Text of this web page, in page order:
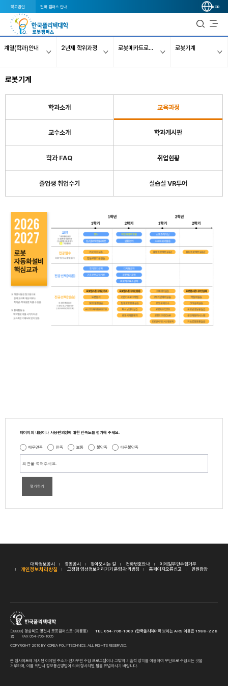
학교법인 전국 캠퍼스 안내 KOR
계열(학과)안내 2년제 학위과정 로봇메카트로닉스 계열 로봇기계
로봇기계
학과소개 교육과정
교수소개 학과게시판
학과 FAQ 취업현황
졸업생 취업수기 실습실 VR투어
페이지의 내용이나 사용편의성에 대한 만족도를 평가해 주세요.
매우만족 만족 보통 불만족 매우불만족
평가하기
대학정보공시 경영공시 찾아오시는 길 전화번호안내 이메일무단수집거부
개인정보처리방침 고정형 영상정보처리기기 운영·관리방침 홈페이지오류신고 민원광장
[38839] 경상북도 영천시 로봇캠퍼스로1(화룡동) TEL 054-706-1000 (한국폴리텍대학 보이는 ARS 이용은 1588-228
2)
FAX 054-706-1005
COPYRIGHT 2010 BY KOREA POLYTECHNICS. ALL RIGHTS RESERVED.
본 웹사이트에 게시된 이메일 주소가 전자우편 수집 프로그램이나 그밖의 기술적 장치를 이용하여 무단으로 수집되는 것을
거부하며, 이를 위반시 정보통신망법에 의해 형사처벌 됨을 유념하시기 바랍니다.